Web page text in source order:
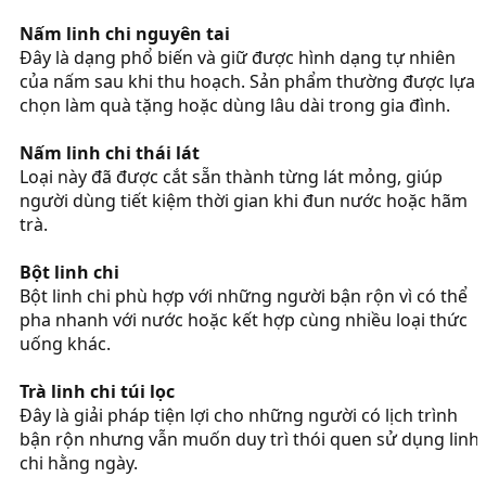
Nấm linh chi nguyên tai
Đây là dạng phổ biến và giữ được hình dạng tự nhiên
của nấm sau khi thu hoạch. Sản phẩm thường được lựa
chọn làm quà tặng hoặc dùng lâu dài trong gia đình.
Nấm linh chi thái lát
Loại này đã được cắt sẵn thành từng lát mỏng, giúp
người dùng tiết kiệm thời gian khi đun nước hoặc hãm
trà.
Bột linh chi
Bột linh chi phù hợp với những người bận rộn vì có thể
pha nhanh với nước hoặc kết hợp cùng nhiều loại thức
uống khác.
Trà linh chi túi lọc
Đây là giải pháp tiện lợi cho những người có lịch trình
bận rộn nhưng vẫn muốn duy trì thói quen sử dụng linh
chi hằng ngày.